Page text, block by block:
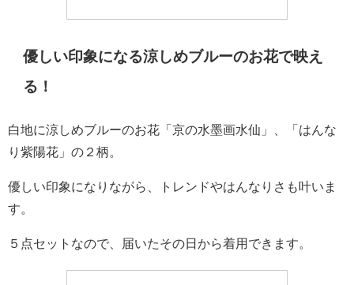
優しい印象になる涼しめブルーのお花で映え
る！
白地に涼しめブルーのお花「京の水墨画水仙」、「はんな
り紫陽花」の２柄。
優しい印象になりながら、トレンドやはんなりさも叶いま
す。
５点セットなので、届いたその日から着用できます。